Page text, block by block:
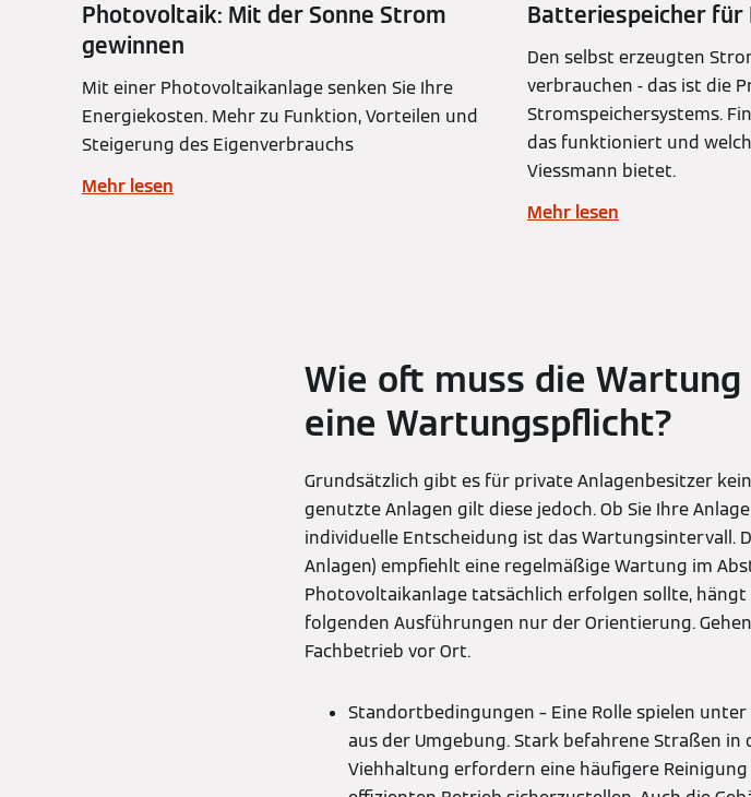
Photovoltaik: Mit der Sonne Strom
gewinnen
Mit einer Photovoltaikanlage senken Sie Ihre
Energiekosten. Mehr zu Funktion, Vorteilen und
Steigerung des Eigenverbrauchs
Mehr lesen
Batteriespeicher für
Den selbst erzeugten
verbrauchen - das ist die
Stromspeichersystems.
das funktioniert und
Viessmann bietet.
Mehr lesen
Wie oft muss die
eine Wartungspflicht?
Grundsätzlich gibt es für private Anlagenbesitzer
genutzte Anlagen gilt diese jedoch. Ob Sie Ihre
individuelle Entscheidung ist das Wartungsintervall.
Anlagen) empfiehlt eine regelmäßige Wartung im
Photovoltaikanlage tatsächlich erfolgen sollte,
folgenden Ausführungen nur der Orientierung.
Fachbetrieb vor Ort.
Standortbedingungen – Eine Rolle spielen
aus der Umgebung. Stark befahrene Straßen
Viehhaltung erfordern eine häufigere